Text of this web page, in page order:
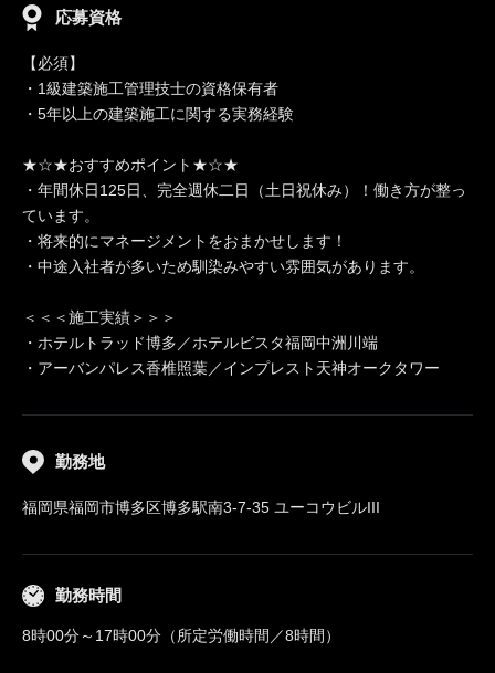
応募資格
【必須】
・1級建築施工管理技士の資格保有者
・5年以上の建築施工に関する実務経験
★☆★おすすめポイント★☆★
・年間休日125日、完全週休二日（土日祝休み）！働き方が整っ
ています。
・将来的にマネージメントをおまかせします！
・中途入社者が多いため馴染みやすい雰囲気があります。
＜＜＜施工実績＞＞＞
・ホテルトラッド博多／ホテルビスタ福岡中洲川端
・アーバンパレス香椎照葉／インプレスト天神オークタワー
勤務地
福岡県福岡市博多区博多駅南3-7-35 ユーコウビルIII
勤務時間
8時00分～17時00分（所定労働時間／8時間）